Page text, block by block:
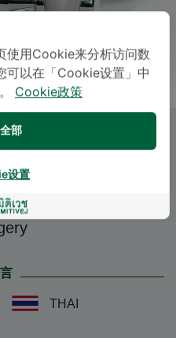
Surgery
THAI
使用Cookie来分析访问数
可以在「Cookie设置」中
Cookie政策
部
设置